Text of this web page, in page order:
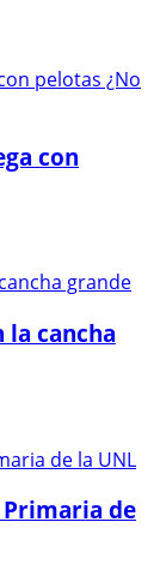
con
la cancha
Primaria de